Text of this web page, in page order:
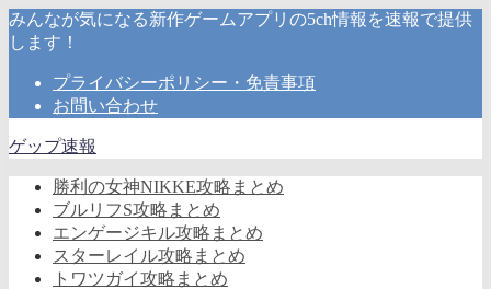
みんなが気になる新作ゲームアプリの5ch情報を速報で提供
します！
プライバシーポリシー・免責事項
お問い合わせ
ゲップ速報
勝利の女神NIKKE攻略まとめ
ブルリフS攻略まとめ
エンゲージキル攻略まとめ
スターレイル攻略まとめ
トワツガイ攻略まとめ